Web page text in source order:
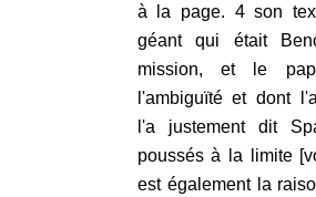
à la page. 4 son
géant qui était
mission, et le
l'ambiguïté et dont
l'a justement dit
poussés à la limite
est également la